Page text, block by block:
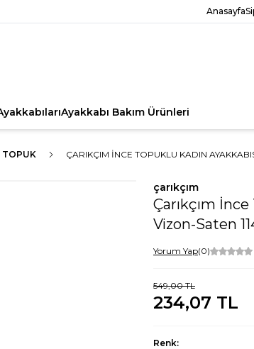
Anasayfa
Ayakkabı Bakım Ürünleri
TOPUK ÇARIKÇIM İNCE TOPUKLU KADIN
çarıkçım
Çarıkçım İnce
Vizon-Saten
Yorum Yap(0)
549,00TL
234,07 TL
Renk: